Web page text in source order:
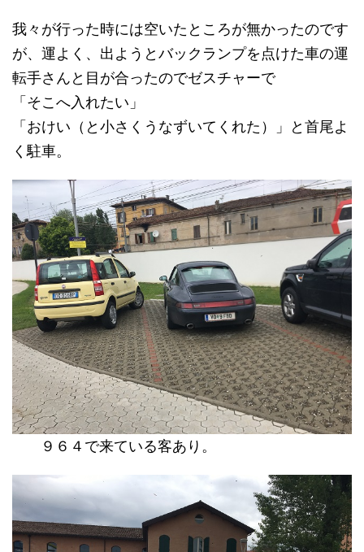
我々が行った時には空いたところが無かったのです
が、運よく、出ようとバックランプを点けた車の運
転手さんと目が合ったのでゼスチャーで
「そこへ入れたい」
「おけい（と小さくうなずいてくれた）」と首尾よ
く駐車。
９６４で来ている客あり。